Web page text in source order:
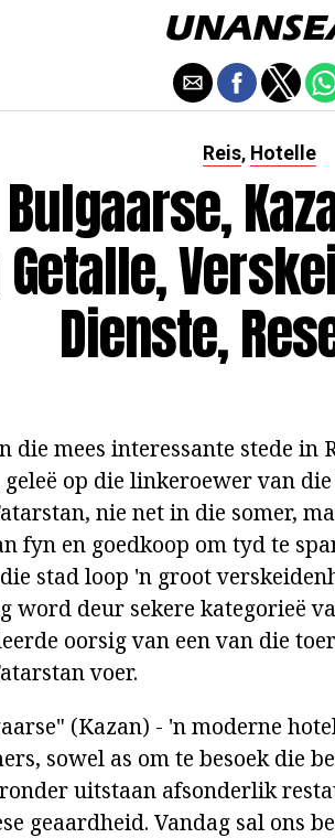
Reis, Hotelle
Getalle,
Dienste,
die mees interessante stede
op die linkeroewer van
nie net in die somer,
fyn en goedkoop om tyd te
stad loop 'n groot
word deur sekere kategorieë
oorsig van een van die
voer.
(Kazan) - 'n moderne
sowel as om te besoek die
uitstaan afsonderlik
geaardheid. Vandag sal ons